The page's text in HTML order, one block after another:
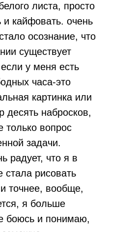
листа, просто
и кайфовать. очень
осознание, что
существует
у меня есть
часа-это
картинка или
десять набросков,
только вопрос
задачи.
радует, что я в
стала рисовать
точнее, вообще,
я больше
боюсь и понимаю,